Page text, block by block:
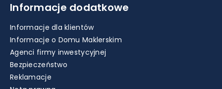
Informacje dodatkowe
Informacje dla klientów
Informacje o Domu Maklerskim
Agenci firmy inwestycyjnej
Bezpieczeństwo
Reklamacje